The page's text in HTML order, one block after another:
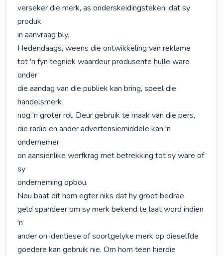
verseker die merk, as onderskeidingsteken, dat sy
produk
in aanvraag bly.
Hedendaags, weens die ontwikkeling van reklame
tot 'n fyn tegniek waardeur produsente hulle ware
onder
die aandag van die publiek kan bring, speel die
handelsmerk
nog 'n groter rol. Deur gebruik te maak van die pers,
die radio en ander advertensiemiddele kan 'n
ondernemer
on aansienlike werfkrag met betrekking tot sy ware of
sy
onderneming opbou.
Nou baat dit hom egter niks dat hy groot bedrae
geld spandeer om sy merk bekend te laat word indien
'n
ander on identiese of soortgelyke merk op dieselfde
goedere kan gebruik nie. Om hom teen hierdie